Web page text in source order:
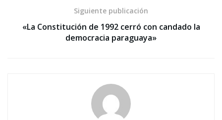
Siguiente publicación
«La Constitución de 1992 cerró con candado la
democracia paraguaya»